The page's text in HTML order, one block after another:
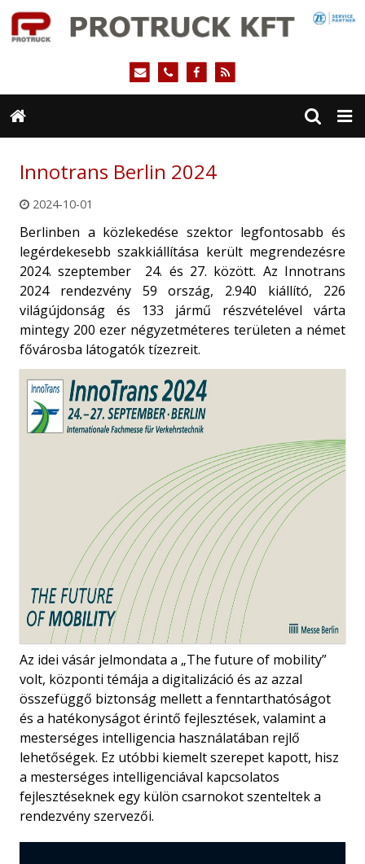
Innotrans Berlin 2024
2024-10-01
Berlinben a közlekedése szektor legfontosabb és
legérdekesebb szakkiállítása került megrendezésre
2024. szeptember
24. és 27. között. Az Innotrans
2024 rendezvény 59 ország, 2.940 kiállító, 226
világújdonság és 133 jármű részvételével várta
mintegy 200 ezer négyzetméteres területen a német
fővárosba látogatók tízezreit.
Az idei vásár jelmondata a „The future of mobility”
volt, központi témája a digitalizáció és az azzal
összefüggő biztonság mellett a fenntarthatóságot
és a hatékonyságot érintő fejlesztések, valamint a
mesterséges intelligencia használatában rejlő
lehetőségek. Ez utóbbi kiemelt szerepet kapott, hisz
a mesterséges intelligenciával kapcsolatos
fejlesztéseknek egy külön csarnokot szenteltek a
rendezvény szervezői.